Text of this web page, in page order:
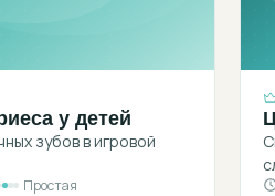
у детей
зубов в игровой
Простая